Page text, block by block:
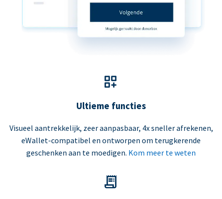
Ultieme functies
Visueel aantrekkelijk, zeer aanpasbaar, 4x sneller afrekenen,
eWallet-compatibel en ontworpen om terugkerende
geschenken aan te moedigen. Kom meer te weten